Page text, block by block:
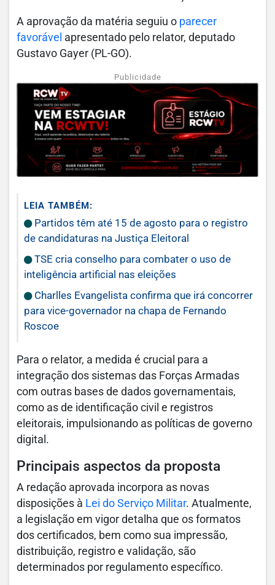
A aprovação da matéria seguiu o parecer
favorável apresentado pelo relator, deputado
Gustavo Gayer (PL-GO).
Publicidade
LEIA TAMBÉM:
Partidos têm até 15 de agosto para o registro
de candidaturas na Justiça Eleitoral
TSE cria conselho para combater o uso de
inteligência artificial nas eleições
Charlles Evangelista confirma que irá concorrer
para vice-governador na chapa de Fernando
Roscoe
Para o relator, a medida é crucial para a
integração dos sistemas das Forças Armadas
com outras bases de dados governamentais,
como as de identificação civil e registros
eleitorais, impulsionando as políticas de governo
digital.
Principais aspectos da proposta
A redação aprovada incorpora as novas
disposições à Lei do Serviço Militar. Atualmente,
a legislação em vigor detalha que os formatos
dos certificados, bem como sua impressão,
distribuição, registro e validação, são
determinados por regulamento específico.